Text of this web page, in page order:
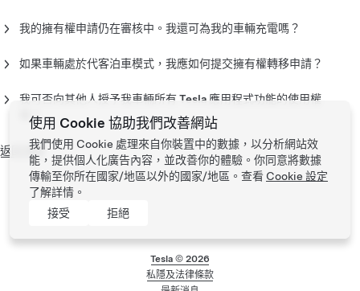
備註：如果處理你的申請過程中需要額外的文件或資料，我們將
題，或前車主尚有待處理的事項而無法完成。如你能夠聯繫車輛
聯繫前車主，Tesla 將審核你的申請，並在三至五個工作天內完
成擁有權轉移或聯絡你。
我的擁有權申請仍在審核中。我還可為我的車輛充電嗎？
以下方式為車輛充電：
Wall Connector 掛牆式充電器
流動充電連接器
第三方充電站
你可在 Tesla 應用程式、車輛的觸控式螢幕或 「尋找 Tesla」地圖
中找到目的地充電站位置。擁有權轉移完成且車輛連接至 Tesla
應用程式後，你將擁有完整的充電權限，包括使用超級充電站。
如果車輛處於代客泊車模式，我應如何提交擁有權轉移申請？
泊車模式：
輕觸「控制」。
輕觸「代客泊車」旁的駕駛員設定檔圖示。
輸入你的 4 位數字 PIN 碼以停用代客泊車模式。
停用後，你可繼續完成擁有權轉移申請。如你不知道 PIN 碼，請
聯絡客戶服務團隊
我可否向其他人授予我車輛所有 Tesla 應用程式功能的使用權
限？
不可以。你無法向其他人授予所有 Tesla 應用程式功能的使用權
限。如要向新車主授予你車輛的 Tesla 應用程式使用權限，請確
保已完成所有權轉讓。如果你是車輛的前任車主，請從你的
Tesla 帳戶中移除該車輛。如果你是新車主，請在 Tesla 應用程式
申領車輛所有權
返回頂部
頁腳選單
Tesla © 2026
私隱及法律條款
使用 Cookie 協助我們改善網站
我們使用 Cookie 處理來自你裝置中的數據，以分析網站效
能，提供個人化廣告內容，並改善你的體驗。你同意將數據
傳輸至你所在國家/地區以外的國家/地區。查看 Cookie 設定
了解詳情。
接受
拒絕